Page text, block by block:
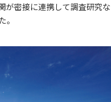
が密接に連携して調査研究な